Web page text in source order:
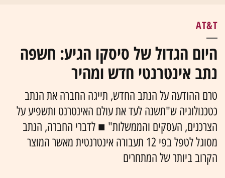
AT&T
היום הגדול של סיסקו הגיע: חשפה
נתב אינטרנטי חדש ומהיר
טרם ההודעה על הנתב החדש, תייגה החברה את הנתב
כטכנולוגיה ש"תשנה לעד את עולם האינטרנט ותשפיע על
הצרכנים, העסקים והממשלות" ■ לדברי החברה, הנתב
מסוגל לטפל בפי 12 תעבורה אינטרנטית מאשר המוצר
הקרוב ביותר של המתחרים